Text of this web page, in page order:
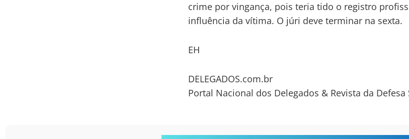
crime por vingança, pois teria tido o registro
influência da vítima. O júri deve terminar na sexta.
EH
DELEGADOS.com.br
Portal Nacional dos Delegados & Revista da Defesa